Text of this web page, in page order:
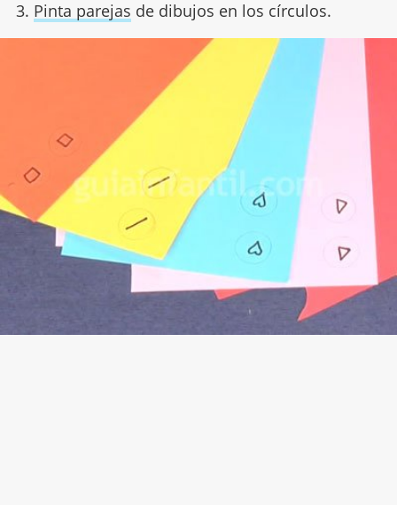
3. Pinta parejas de dibujos en los círculos.